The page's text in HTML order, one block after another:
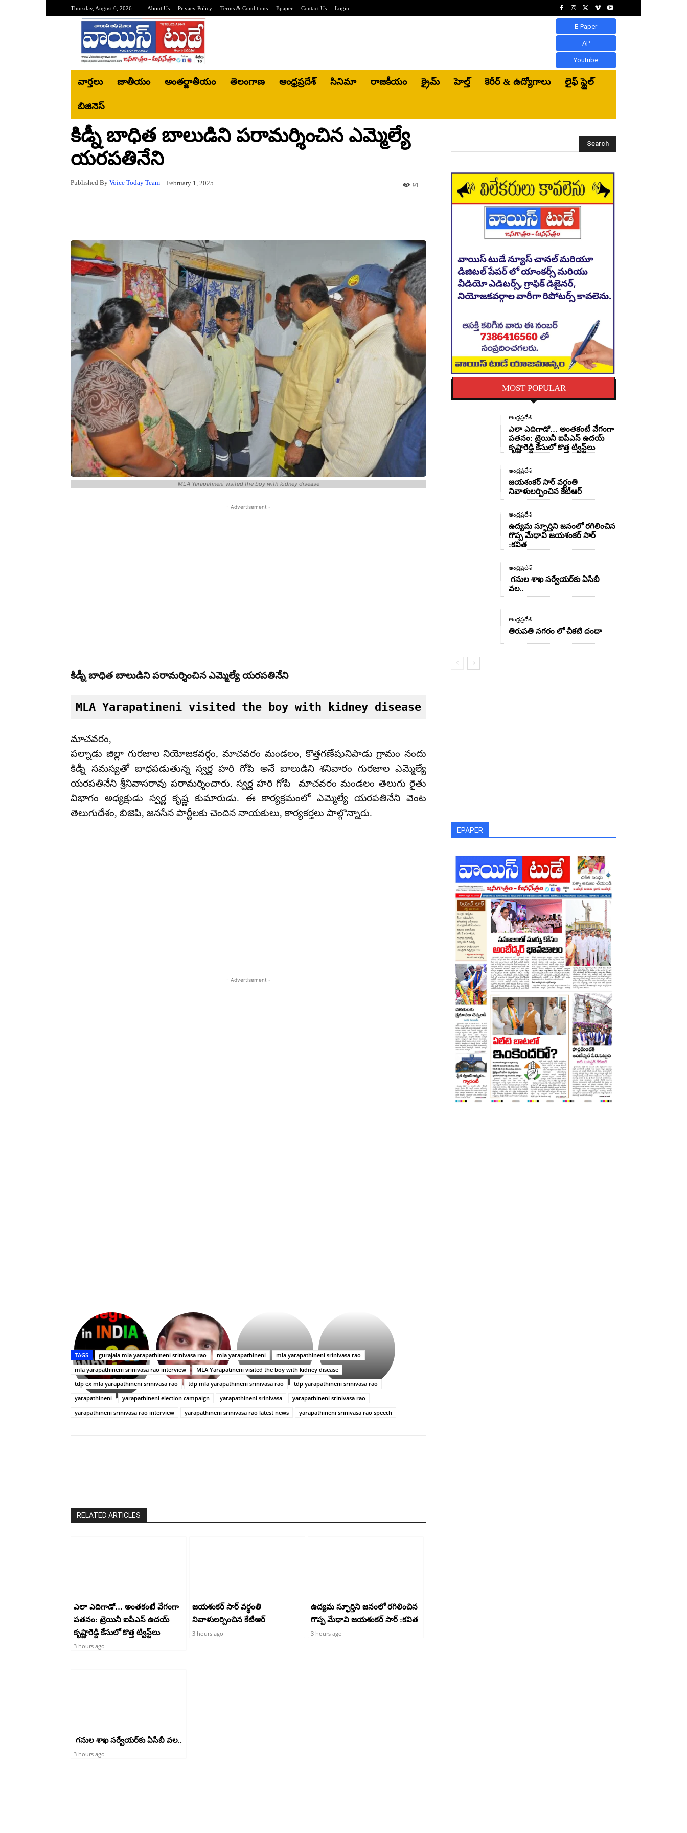
Thursday, August 6, 2026 About Us Privacy Policy Terms & Conditions Epaper Contact Us Login
E-Paper
AP
Youtube
వార్తలు జాతీయం అంతర్జాతీయం తెలంగాణ ఆంధ్రప్రదేశ్ సినిమా రాజకీయం క్రైమ్ హెల్త్‌ కెరీర్ & ఉద్యోగాలు లైఫ్ స్టైల్
బిజినెస్‌
కిడ్నీ బాధిత బాలుడిని పరామర్శించిన ఎమ్మెల్యే
యరపతినేని
Published By Voice Today Team February 1, 2025 91
MLA Yarapatineni visited the boy with kidney disease
- Advertisement -
కిడ్నీ బాధిత బాలుడిని పరామర్శించిన ఎమ్మెల్యే యరపతినేని
MLA Yarapatineni visited the boy with kidney disease
మాచవరం,
పల్నాడు జిల్లా గురజాల నియోజకవర్గం, మాచవరం మండలం, కొత్తగణేషునిపాడు గ్రామం నందు
కిడ్నీ సమస్యతో బాధపడుతున్న స్వర్ణ హరి గోపి అనే బాలుడిని శనివారం గురజాల ఎమ్మెల్యే
యరపతినేని శ్రీనివాసరావు పరామర్శించారు. స్వర్ణ హరి గోపి మాచవరం మండలం తెలుగు రైతు
విభాగం అధ్యక్షుడు స్వర్ణ కృష్ణ కుమారుడు. ఈ కార్యక్రమంలో ఎమ్మెల్యే యరపతినేని వెంట
తెలుగుదేశం, బిజెపి, జనసేన పార్టీలకు చెందిన నాయకులు, కార్యకర్తలు పాల్గొన్నారు.
- Advertisement -
ప్రసాదం
తీర్థం..తులసీదళం
లేకుండా
అసంపూర్ణం
సినిమాతో
పాన్
ఇండియా
స్టార్
హీరోయిన్‏గా
శ్రీనిధి
Upasana:
భర్తపై
రివెంజ్
తీర్చుకున్న
ఉపాసన..
పాపం
రామ్
చరణ్
TAGS gurajala mla yarapathineni srinivasa rao mla yarapathineni
mla yarapathineni srinivasa rao
mla yarapathineni srinivasa rao interview
MLA Yarapatineni visited the boy with kidney disease
tdp ex mla yarapathineni srinivasa rao
tdp mla yarapathineni srinivasa rao
tdp yarapathineni srinivasa rao
yarapathineni
yarapathineni election campaign yarapathineni srinivasa
yarapathineni srinivasa rao
yarapathineni srinivasa rao interview
yarapathineni srinivasa rao latest news yarapathineni srinivasa rao speech
RELATED ARTICLES
ఎలా ఎదిగాడో… అంతకంటే వేగంగా
పతనం: ట్రెయినీ ఐపీఎస్ ఉదయ్
కృష్ణారెడ్డి కేసులో కొత్త ట్విస్ట్‌లు
3 hours ago
జయశంకర్ సార్ వర్ధంతి
నివాళులర్పించిన కేటీఆర్
3 hours ago
ఉద్యమ స్ఫూర్తిని జనంలో రగిలించిన
గొప్ప మేధావి జయశంకర్ సార్ :కవిత
3 hours ago
గనుల శాఖ సర్వేయర్‌కు ఏసీబీ వల..
3 hours ago
Search
MOST POPULAR
ఆంధ్రప్రదేశ్
ఎలా ఎదిగాడో… అంతకంటే వేగంగా
పతనం: ట్రెయినీ ఐపీఎస్ ఉదయ్
కృష్ణారెడ్డి కేసులో కొత్త ట్విస్ట్‌లు
ఆంధ్రప్రదేశ్
జయశంకర్ సార్ వర్ధంతి
నివాళులర్పించిన కేటీఆర్
ఆంధ్రప్రదేశ్
ఉద్యమ స్ఫూర్తిని జనంలో రగిలించిన
గొప్ప మేధావి జయశంకర్ సార్
:కవిత
ఆంధ్రప్రదేశ్
గనుల శాఖ సర్వేయర్‌కు ఏసీబీ
వల..
ఆంధ్రప్రదేశ్
తిరుపతి నగరం లో చీకటి దందా
EPAPER